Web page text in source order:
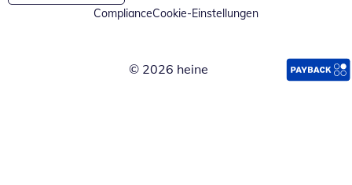
ComplianceCookie-Einstellungen
© 2026 heine